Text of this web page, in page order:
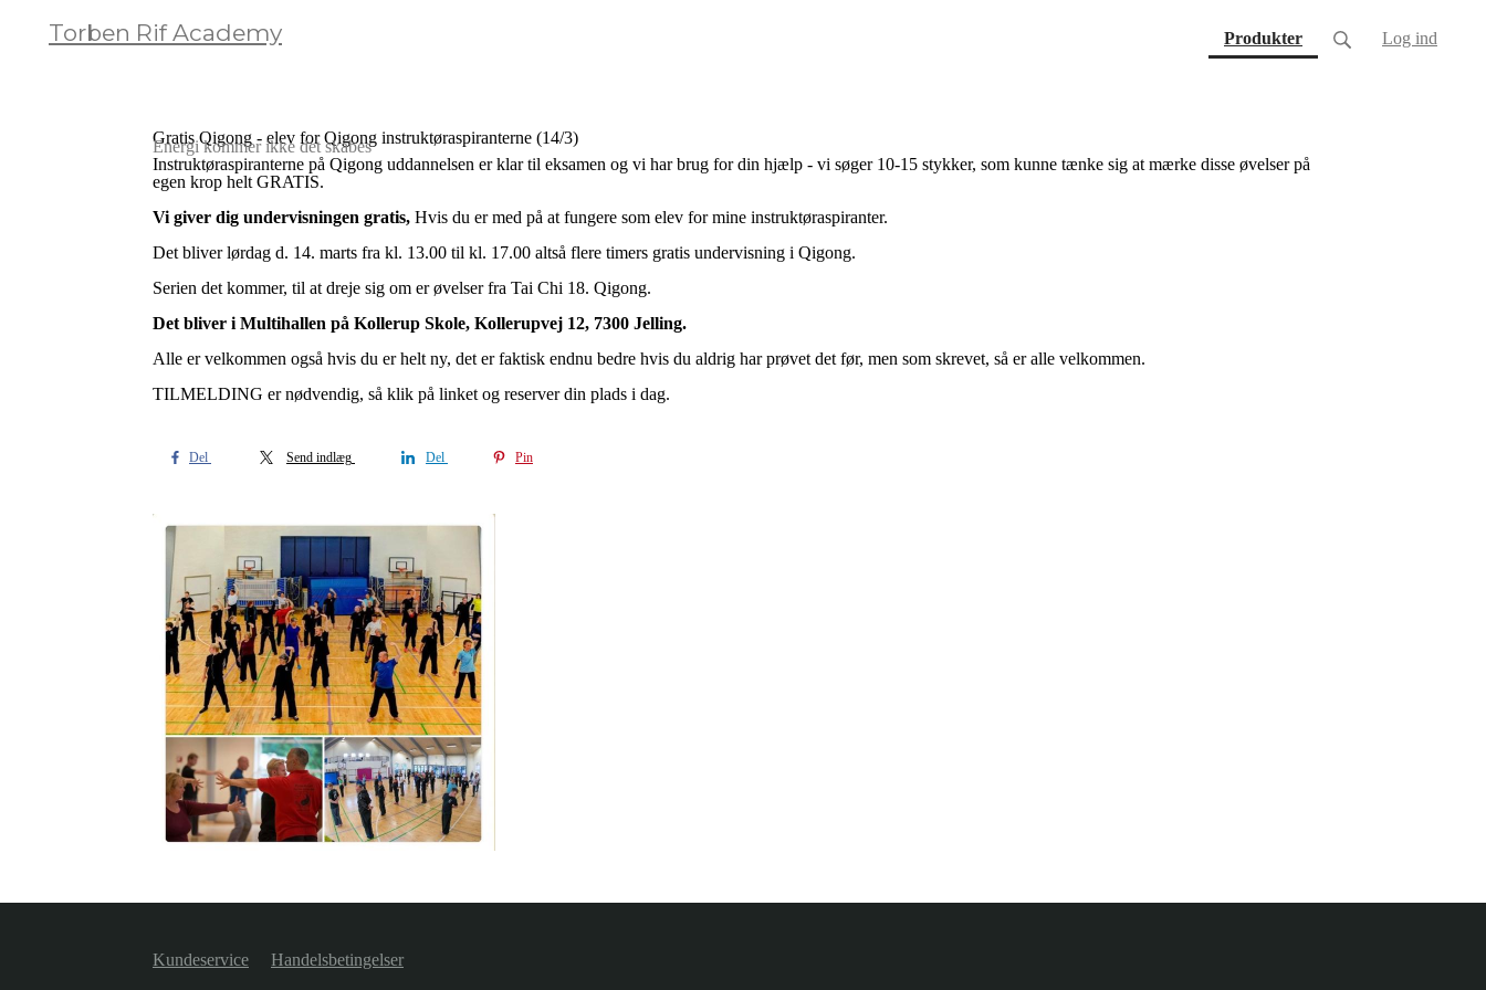
Torben Rif Academy Produkter(current) Log ind
Gratis Qigong - elev for Qigong instruktøraspiranterne (14/3)
Energi kommer ikke det skabes
Instruktøraspiranterne på Qigong uddannelsen er klar til eksamen og vi har brug for din hjælp - vi søger 10-15 stykker, som kunne tænke sig at mærke disse øvelser på
egen krop helt GRATIS.
Vi giver dig undervisningen gratis, Hvis du er med på at fungere som elev for mine instruktøraspiranter.
Det bliver lørdag d. 14. marts fra kl. 13.00 til kl. 17.00 altså flere timers gratis undervisning i Qigong.
Serien det kommer, til at dreje sig om er øvelser fra Tai Chi 18. Qigong.
Det bliver i Multihallen på Kollerup Skole, Kollerupvej 12, 7300 Jelling.
Alle er velkommen også hvis du er helt ny, det er faktisk endnu bedre hvis du aldrig har prøvet det før, men som skrevet, så er alle velkommen.
TILMELDING er nødvendig, så klik på linket og reserver din plads i dag.
Del Send indlæg Del Pin
Kundeservice Handelsbetingelser